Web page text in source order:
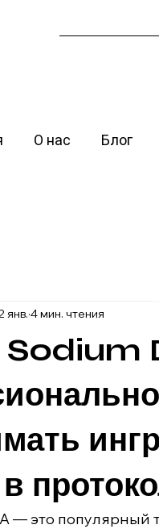
Блог
О нас
янв. 4 мин. чтения
— это